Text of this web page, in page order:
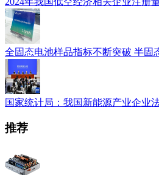
全固态电池样品指标不断突破 半固
国家统计局：我国新能源产业企业
推荐